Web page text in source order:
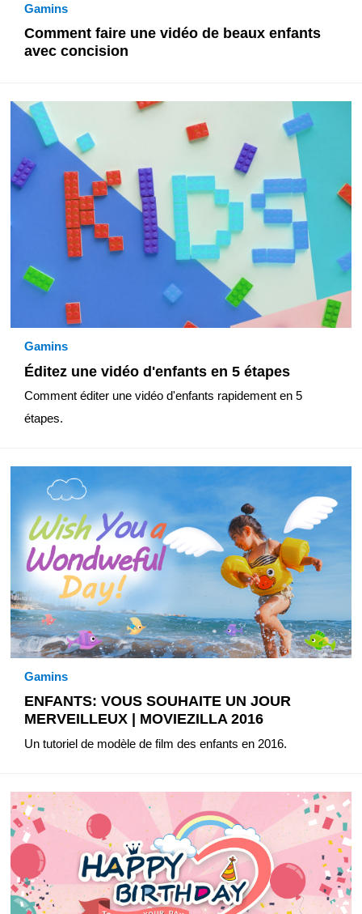
Gamins
Comment faire une vidéo de beaux enfants
avec concision
Gamins
Éditez une vidéo d'enfants en 5 étapes
Comment éditer une vidéo d'enfants rapidement en 5
étapes.
Gamins
ENFANTS: VOUS SOUHAITE UN JOUR
MERVEILLEUX | MOVIEZILLA 2016
Un tutoriel de modèle de film des enfants en 2016.